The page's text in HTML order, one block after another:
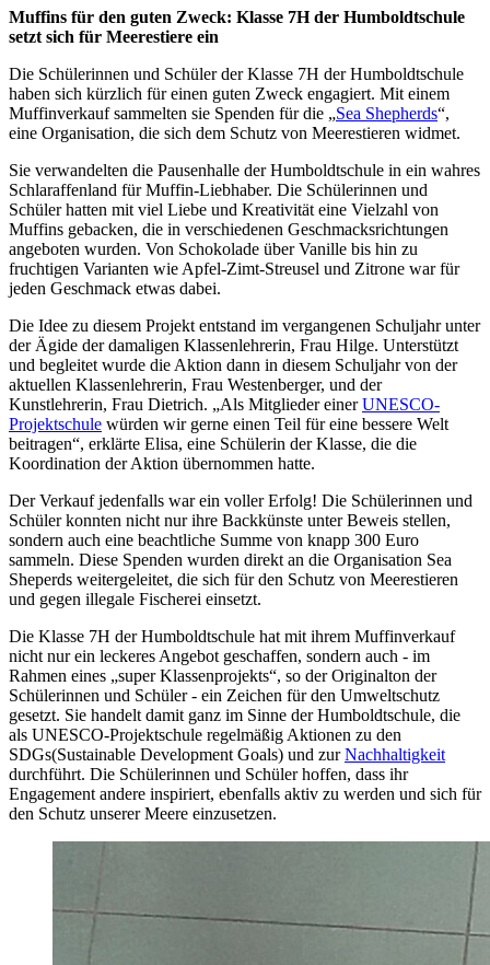
Muffins für den guten Zweck: Klasse 7H der Humboldtschule
setzt sich für Meerestiere ein
Die Schülerinnen und Schüler der Klasse 7H der Humboldtschule
haben sich kürzlich für einen guten Zweck engagiert. Mit einem
Muffinverkauf sammelten sie Spenden für die „Sea Shepherds“,
eine Organisation, die sich dem Schutz von Meerestieren widmet.
Sie verwandelten die Pausenhalle der Humboldtschule in ein wahres
Schlaraffenland für Muffin-Liebhaber. Die Schülerinnen und
Schüler hatten mit viel Liebe und Kreativität eine Vielzahl von
Muffins gebacken, die in verschiedenen Geschmacksrichtungen
angeboten wurden. Von Schokolade über Vanille bis hin zu
fruchtigen Varianten wie Apfel-Zimt-Streusel und Zitrone war für
jeden Geschmack etwas dabei.
Die Idee zu diesem Projekt entstand im vergangenen Schuljahr unter
der Ägide der damaligen Klassenlehrerin, Frau Hilge. Unterstützt
und begleitet wurde die Aktion dann in diesem Schuljahr von der
aktuellen Klassenlehrerin, Frau Westenberger, und der
Kunstlehrerin, Frau Dietrich. „Als Mitglieder einerUNESCO-
Projektschule würden wir gerne einen Teil für eine bessere Welt
beitragen“, erklärte Elisa, eine Schülerin der Klasse, die die
Koordination der Aktion übernommen hatte.
Der Verkauf jedenfalls war ein voller Erfolg! Die Schülerinnen und
Schüler konnten nicht nur ihre Backkünste unter Beweis stellen,
sondern auch eine beachtliche Summe von knapp 300 Euro
sammeln. Diese Spenden wurden direkt an die Organisation Sea
Sheperds weitergeleitet, die sich für den Schutz von Meerestieren
und gegen illegale Fischerei einsetzt.
Die Klasse 7H der Humboldtschule hat mit ihrem Muffinverkauf
nicht nur ein leckeres Angebot geschaffen, sondern auch - im
Rahmen eines „super Klassenprojekts“, so der Originalton der
Schülerinnen und Schüler - ein Zeichen für den Umweltschutz
gesetzt. Sie handelt damit ganz im Sinne der Humboldtschule, die
als UNESCO-Projektschule regelmäßig Aktionen zu den
SDGs(Sustainable Development Goals) und zurNachhaltigkeit
durchführt. Die Schülerinnen und Schüler hoffen, dass ihr
Engagement andere inspiriert, ebenfalls aktiv zu werden und sich für
den Schutz unserer Meere einzusetzen.